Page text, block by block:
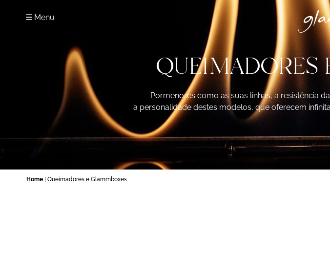
☰ Menu
QUEIMADORES
Pormenores como as suas linhas, a resistência
a personalidade destes modelos, que oferecem
Home | Queimadores e Glammboxes